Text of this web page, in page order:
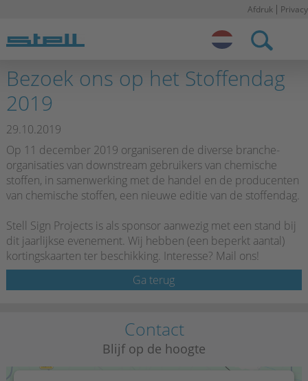
Stell NL
Afdruk Privacy
Bezoek ons op het Stoffendag
2019
29.10.2019
Op 11 december 2019 organiseren de diverse branche-
organisaties van downstream gebruikers van chemische
stoffen, in samenwerking met de handel en de producenten
van chemische stoffen, een nieuwe editie van de stoffendag.
Stell Sign Projects is als sponsor aanwezig met een stand bij
dit jaarlijkse evenement. Wij hebben (een beperkt aantal)
kortingskaarten ter beschikking. Interesse? Mail ons!
Ga terug
Contact
Blijf op de hoogte